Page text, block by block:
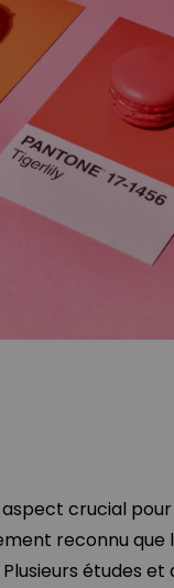
crucial
reconnu que
études